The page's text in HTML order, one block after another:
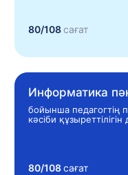
80/108сағат
Информатика
бойынша педагогтің
кәсіби
80/108сағат